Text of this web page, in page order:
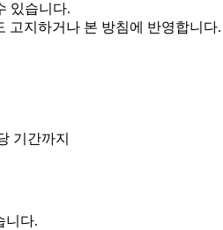
있습니다.
고지하거나 본 방침에 반영합니다.
기간까지
니다.